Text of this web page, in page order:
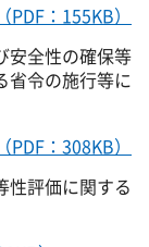
：155KB）
安全性の確保等
省令の施行等に
：308KB）
性評価に関する